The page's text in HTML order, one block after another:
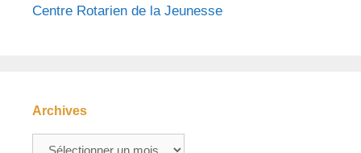
Centre Rotarien de la Jeunesse
Archives
Archives